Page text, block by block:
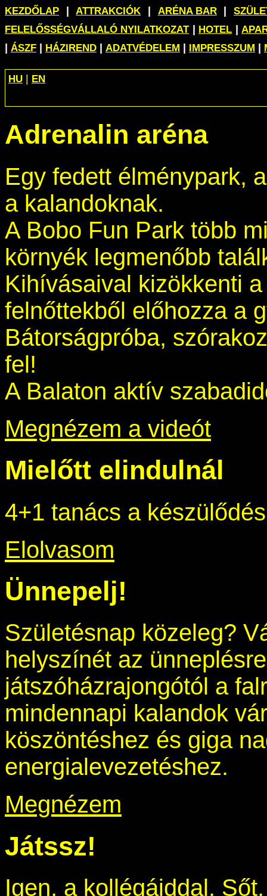
KEZDŐLAP |ATTRAKCIÓK ARÉNA BAR|
FELELŐSSÉGVÁLLALÓ NYILATKOZAT| HOTEL
ÁSZF HÁZIREND ADATVÉDELEM IMPRESSZUM
HU EN
Adrenalin aréna
Egy fedett élménypark,
a kalandoknak.
A Bobo Fun Park több
környék legmenőbb
Kihívásaival kizökkenti
felnőttekből előhozza a
Bátorságpróba,
fel!
A Balaton aktív
Megnézem a videót
Mielőtt elindulnál
4+1 tanács a
Elolvasom
Ünnepelj!
Születésnap közeleg?
helyszínét az
játszóházrajongótól a
mindennapi kalandok
köszöntéshez és giga
energialevezetéshez.
Megnézem
Játssz!
Igen, a kollégáiddal.